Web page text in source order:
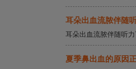
打耳洞堵死的
耳朵出血流脓伴随
耳朵出血流脓伴随听
夏季鼻出血的原因